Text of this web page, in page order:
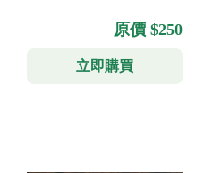
原價 $250
立即購買